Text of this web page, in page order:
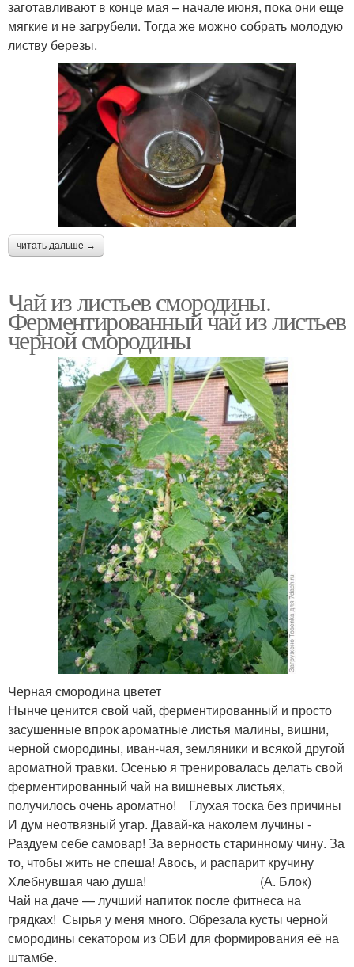
заготавливают в конце мая – начале июня, пока они еще
мягкие и не загрубели. Тогда же можно собрать молодую
листву березы.
читать дальше →
Чай из листьев смородины.
Ферментированный чай из листьев
черной смородины
Черная смородина цветет
Нынче ценится свой чай, ферментированный и просто
засушенные впрок ароматные листья малины, вишни,
черной смородины, иван-чая, земляники и всякой другой
ароматной травки. Осенью я тренировалась делать свой
ферментированный чай на вишневых листьях,
получилось очень ароматно! Глухая тоска без причины
И дум неотвязный угар. Давай-ка наколем лучины -
Раздуем себе самовар! За верность старинному чину. За
то, чтобы жить не спеша! Авось, и распарит кручину
Хлебнувшая чаю душа! (А. Блок)
Чай на даче — лучший напиток после фитнеса на
грядках! Сырья у меня много. Обрезала кусты черной
смородины секатором из ОБИ для формирования её на
штамбе.